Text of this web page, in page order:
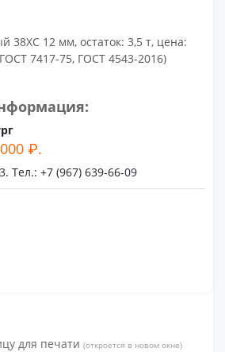
38ХС 12 мм, остаток: 3,5 т, цена:
7417-75, ГОСТ 4543-2016)
₽.
Тел.: +7 (967) 639-66-09
для печати (откроется в новом окне)